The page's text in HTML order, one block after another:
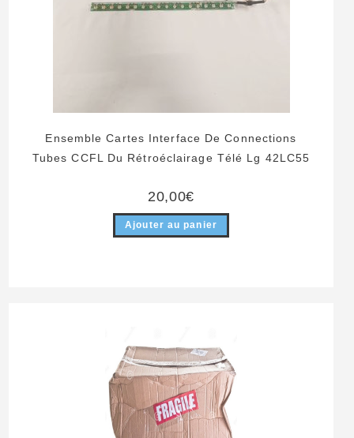
Ensemble Cartes Interface De Connections
Tubes CCFL Du Rétroéclairage Télé Lg 42LC55
20,00€
Ajouter au panier